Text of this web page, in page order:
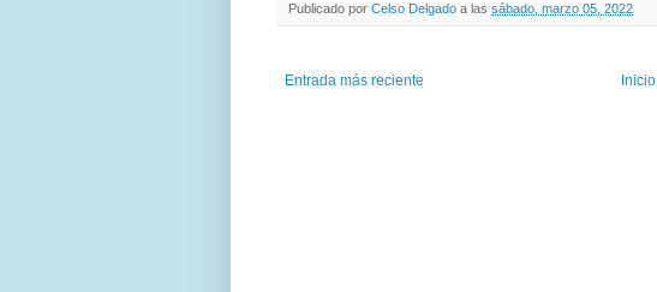
Publicado por Celso Delgado a las sábado, marzo 05, 2022
Entrada más reciente Inicio